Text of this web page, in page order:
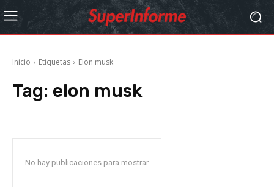
Inicio Etiquetas Elon musk
Tag: elon musk
No hay publicaciones para mostrar